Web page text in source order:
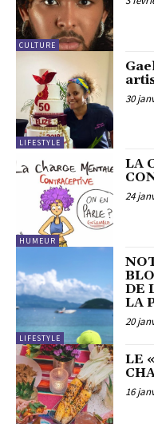
CULTURE
LIFESTYLE
30
HUMEUR
LA
24
LIFESTYLE
DE
LA
20
LE
16